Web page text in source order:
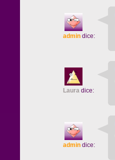
admin dice:
Laura dice:
admin dice: